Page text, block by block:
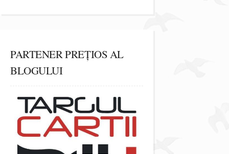
PARTENER PREȚIOS AL
BLOGULUI